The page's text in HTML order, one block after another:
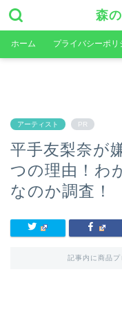
森
ホーム プライバシーポリ
アーティスト PR
平手友梨奈が
つの理由！わ
なのか調査！
記事内に商品